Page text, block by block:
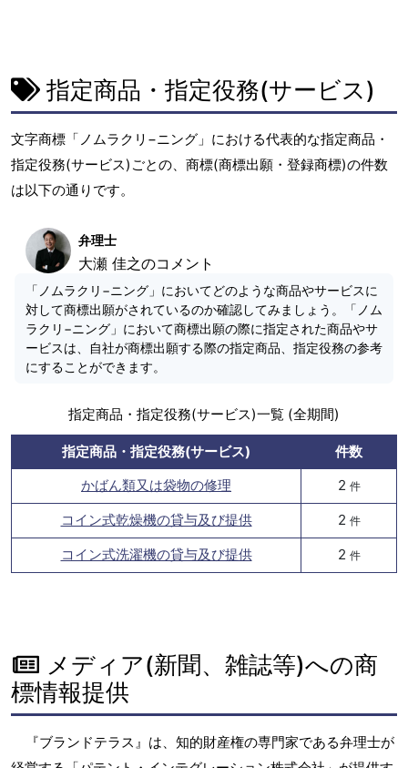
指定商品・指定役務(サービス)
文字商標「ノムラクリ−ニング」における代表的な指定商品・
指定役務(サービス)ごとの、商標(商標出願・登録商標)の件数
は以下の通りです。
弁理士
大瀬 佳之のコメント
「ノムラクリ−ニング」においてどのような商品やサービスに
対して商標出願がされているのか確認してみましょう。「ノム
ラクリ−ニング」において商標出願の際に指定された商品やサ
ービスは、自社が商標出願する際の指定商品、指定役務の参考
にすることができます。
指定商品・指定役務(サービス)一覧 (全期間)
指定商品・指定役務(サービス)
件数
かばん類又は袋物の修理
2 件
コイン式乾燥機の貸与及び提供 2 件
コイン式洗濯機の貸与及び提供 2 件
メディア(新聞、雑誌等)への商
標情報提供
『ブランドテラス』は、知的財産権の専門家である弁理士が